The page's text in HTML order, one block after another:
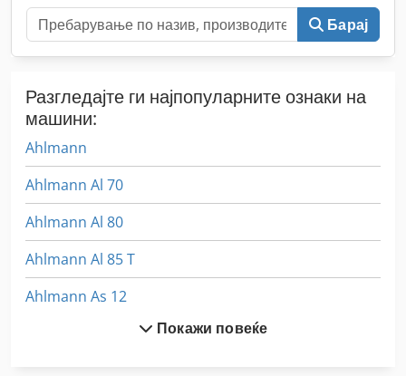
Барај
Разгледајте ги најпопуларните ознаки на
машини:
Ahlmann
Ahlmann Al 70
Ahlmann Al 80
Ahlmann Al 85 T
Ahlmann As 12
Покажи повеќе